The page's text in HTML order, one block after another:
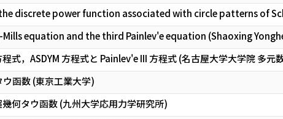
discrete power function associated with circle patterns of
equation and the third Painlev'e equation (Shaoxing
式，ASDYM 方程式と Painlev'e III 方程式 (名古屋大学大学院 多元
函数 (東京工業大学)
何タウ函数 (九州大学応用力学研究所)